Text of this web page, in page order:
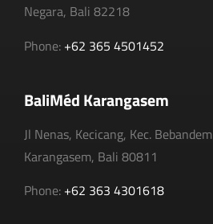
Negara, Bali 82218
Phone: +62 365 4501452
BaliMéd Karangasem
Jl Nenas, Kecicang, Kec. Bebandem
Karangasem, Bali 80811
Phone: +62 363 4301618